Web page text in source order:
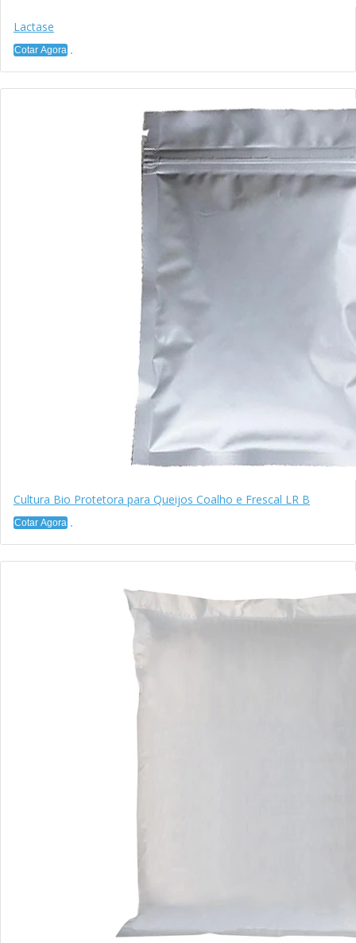
Lactase
Cotar Agora
Cultura Bio Protetora para Queijos Coalho e Frescal LR B
Cotar Agora